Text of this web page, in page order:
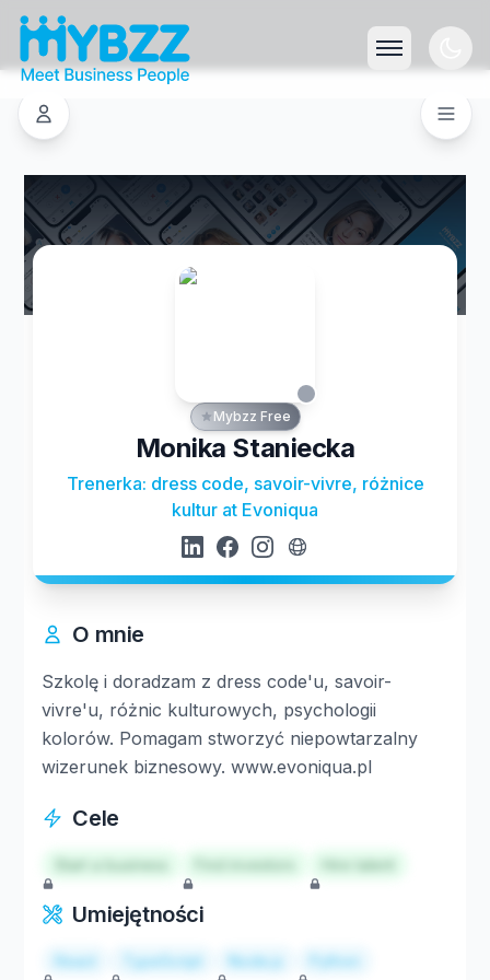
Mybzz Free
Monika Staniecka
Trenerka: dress code, savoir-vivre, różnice
kultur at Evoniqua
O mnie
Szkolę i doradzam z dress code'u, savoir-
vivre'u, różnic kulturowych, psychologii
kolorów. Pomagam stworzyć niepowtarzalny
wizerunek biznesowy. www.evoniqua.pl
Cele
Start a business Hire talent
Umiejętności
React TypeScript Node.js Python